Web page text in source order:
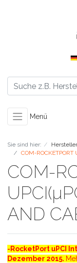
Menü
Sie sind hier: Hersteller
COM-ROCKETPORT
COM-
AND
-RocketPort uPCI
Dezember 2015.